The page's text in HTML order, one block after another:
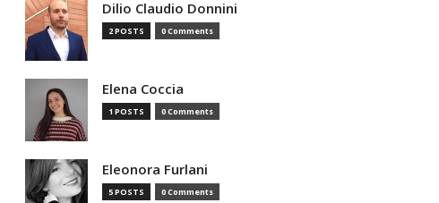
Dilio Claudio Donnini
2 POSTS 0 Comments
Elena Coccia
1 POSTS 0 Comments
Eleonora Furlani
5 POSTS 0 Comments